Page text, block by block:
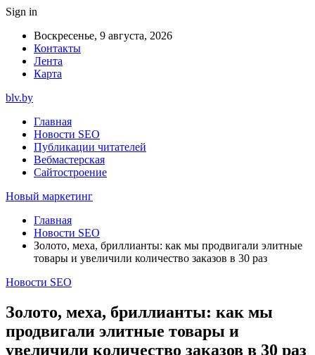
Sign in
Воскресенье, 9 августа, 2026
Контакты
Лента
Карта
blv.by
Главная
Новости SEO
Публикации читателей
Вебмастерская
Сайтостроение
Новый маркетинг
Главная
Новости SEO
Золото, меха, бриллианты: как мы продвигали элитные
товары и увеличили количество заказов в 30 раз
Новости SEO
Золото, меха, бриллианты: как мы
продвигали элитные товары и
увеличили количество заказов в 30 раз